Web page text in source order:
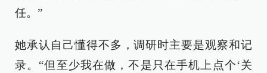
任。”
她承认自己懂得不多，调研时主要是观察和记
录。“但至少我在做，不是只在手机上点个‘关